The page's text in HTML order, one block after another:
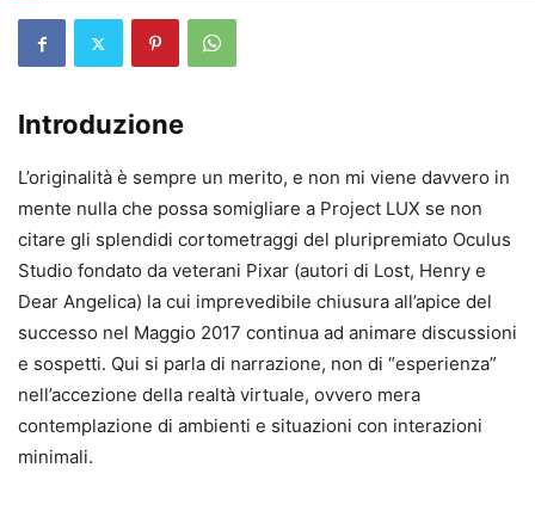
Introduzione
L’originalità è sempre un merito, e non mi viene davvero in
mente nulla che possa somigliare a Project LUX se non
citare gli splendidi cortometraggi del pluripremiato Oculus
Studio fondato da veterani Pixar (autori di Lost, Henry e
Dear Angelica) la cui imprevedibile chiusura all’apice del
successo nel Maggio 2017 continua ad animare discussioni
e sospetti. Qui si parla di narrazione, non di “esperienza”
nell’accezione della realtà virtuale, ovvero mera
contemplazione di ambienti e situazioni con interazioni
minimali.